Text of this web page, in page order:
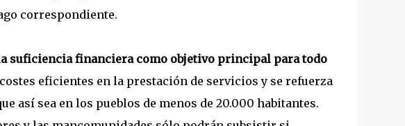
correspondiente.
suficiencia financiera como objetivo principal para todo
eficientes en la prestación de servicios y se refuerza
así sea en los pueblos de menos de 20.000 habitantes.